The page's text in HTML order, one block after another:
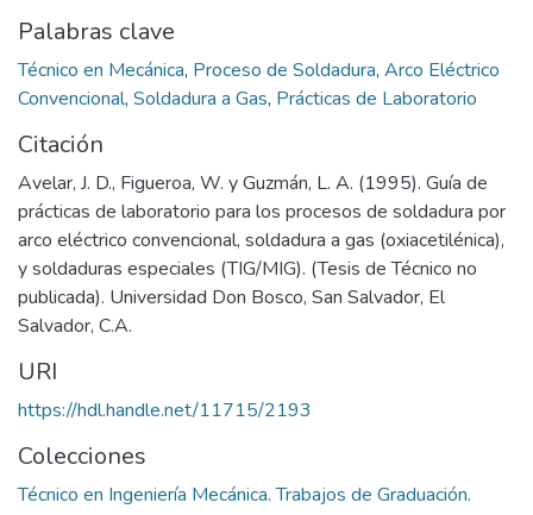
Palabras clave
Técnico en Mecánica, Proceso de Soldadura, Arco Eléctrico
Convencional, Soldadura a Gas, Prácticas de Laboratorio
Citación
Avelar, J. D., Figueroa, W. y Guzmán, L. A. (1995). Guía de
prácticas de laboratorio para los procesos de soldadura por
arco eléctrico convencional, soldadura a gas (oxiacetilénica),
y soldaduras especiales (TIG/MIG). (Tesis de Técnico no
publicada). Universidad Don Bosco, San Salvador, El
Salvador, C.A.
URI
https://hdl.handle.net/11715/2193
Colecciones
Técnico en Ingeniería Mecánica. Trabajos de Graduación.